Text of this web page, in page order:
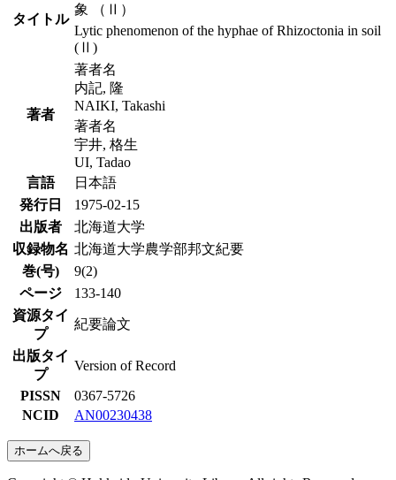
タイトル
象 （Ⅱ）
Lytic phenomenon of the hyphae of Rhizoctonia in soil
(Ⅱ)
著者
著者名
内記, 隆
NAIKI, Takashi
著者名
宇井, 格生
UI, Tadao
言語
日本語
発行日
1975-02-15
出版者
北海道大学
収録物名 北海道大学農学部邦文紀要
巻(号)
9(2)
ページ
133-140
資源タイ
プ
紀要論文
出版タイ
プ
Version of Record
PISSN
0367-5726
NCID
AN00230438
ホームへ戻る